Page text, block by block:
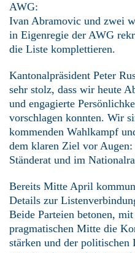
AWG:
Ivan Abramovic und zwei
in Eigenregie der AWG
die Liste komplettieren.
Kantonalpräsident Peter
sehr stolz, dass wir heute
und engagierte
vorschlagen konnten. Wir
kommenden Wahlkampf
dem klaren Ziel vor
Ständerat und im
Bereits Mitte April
Details zur
Beide Parteien betonen,
pragmatischen Mitte die
stärken und der